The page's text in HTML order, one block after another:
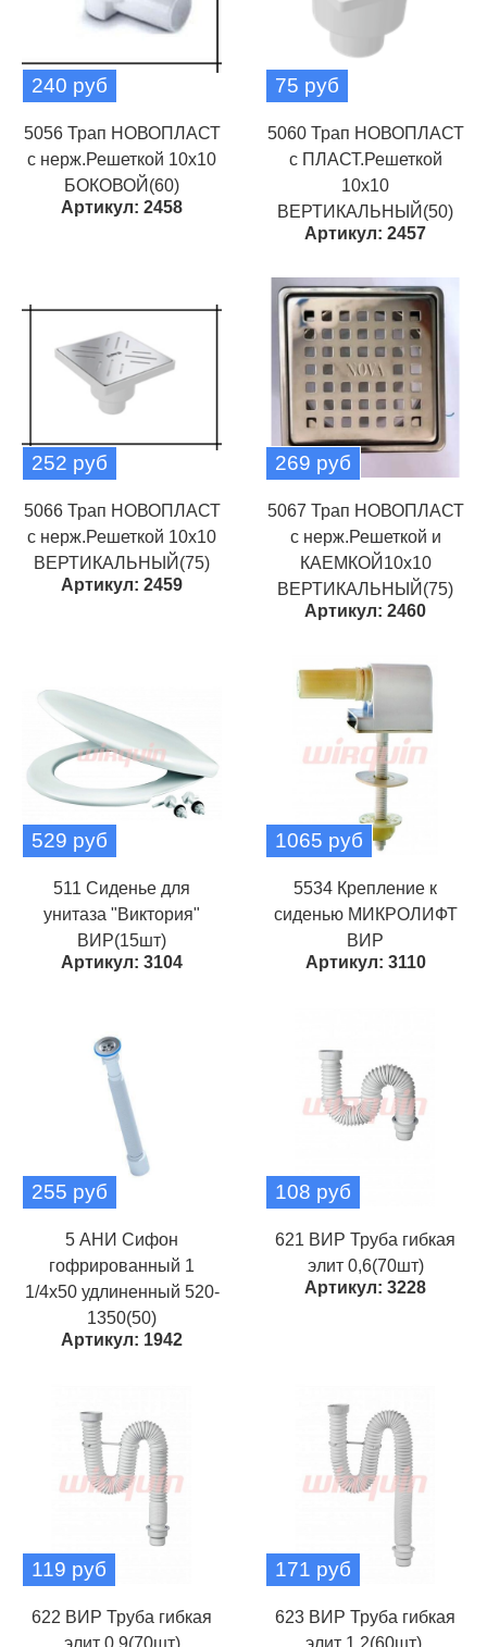
240 руб
5056 Трап НОВОПЛАСТ
с нерж.Решеткой 10х10
БОКОВОЙ(60)
Артикул: 2458
75 руб
5060 Трап НОВОПЛАСТ
с ПЛАСТ.Решеткой
10х10
ВЕРТИКАЛЬНЫЙ(50)
Артикул: 2457
252 руб
5066 Трап НОВОПЛАСТ
с нерж.Решеткой 10х10
ВЕРТИКАЛЬНЫЙ(75)
Артикул: 2459
269 руб
5067 Трап НОВОПЛАСТ
с нерж.Решеткой и
КАЕМКОЙ10х10
ВЕРТИКАЛЬНЫЙ(75)
Артикул: 2460
529 руб
511 Сиденье для
унитаза "Виктория"
ВИР(15шт)
Артикул: 3104
1065 руб
5534 Крепление к
сиденью МИКРОЛИФТ
ВИР
Артикул: 3110
255 руб
5 АНИ Сифон
гофрированный 1
1/4х50 удлиненный 520-
1350(50)
Артикул: 1942
108 руб
621 ВИР Труба гибкая
элит 0,6(70шт)
Артикул: 3228
119 руб
622 ВИР Труба гибкая
элит 0,9(70шт)
171 руб
623 ВИР Труба гибкая
элит 1,2(60шт).